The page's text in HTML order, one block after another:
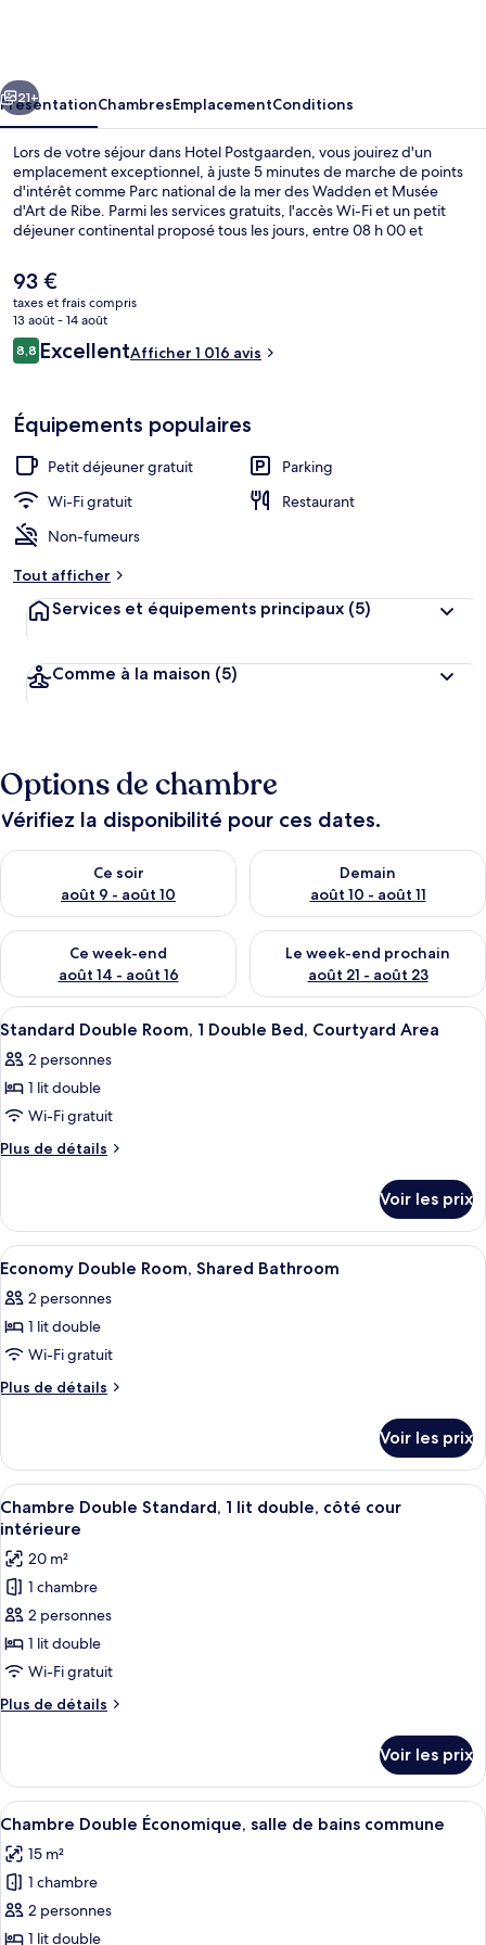
Suivant
21+
PrésentationChambresEmplacementConditions
Lors de votre séjour dans Hotel Postgaarden, vous jouirez d'un
emplacement exceptionnel, à juste 5 minutes de marche de points
d'intérêt comme Parc national de la mer des Wadden et Musée
d'Art de Ribe. Parmi les services gratuits, l'accès Wi-Fi et un petit
déjeuner continental proposé tous les jours, entre 08 h 00 et
trouvent par ailleurs à moins de 10 minutes à pied. Les autres
voyageurs ne disent que du bien en ce qui concerne le personnel
attentionné.
Le
prix
actuel
est
de
93 €
taxes et frais compris
13 août - 14 août
Avis
voyageurs
8,88,8 sur 10
ExcellentAfficher 1 016 avis
Équipements populaires
Petit déjeuner gratuit
Parking
Wi-Fi gratuit
Restaurant
Non-fumeurs
Tout afficher
Services et équipements principaux (5)
Comme à la maison (5)
Options de chambre
Vérifiez la disponibilité pour ces dates.
Ce soir
août 9 - août 10
Vérifier la disponibilité pour ce soir août 9 - août 10
Demain
août 10 - août 11
Vérifier la disponibilité pour
Ce week-end
août 14 - août 16
Vérifier la disponibilité pour ce week-end août 14 - août 16
Le week-end prochain
août 21 - août 23
Vérifier la disponibilité pour
Afficher
toutes
les
photos
pour
ce
chambre :
Standard
Double
Room,
1
Double
Bed,
Courtyard
Une salle de bain avec des toilettes,
3
Standard Double Room, 1 Double Bed, Courtyard Area
2 personnes
1 lit double
Wi-Fi gratuit
Plus de détails
Plus
le
type
de
Standard
Double
Double
Bed,
Voir les prix
Afficher
toutes
les
photos
pour
ce
chambre :
Economy
Double
Room,
Shared
Bathroom
Une chambre d’hôtel avec un lit,
5
Economy Double Room, Shared Bathroom
2 personnes
1 lit double
Wi-Fi gratuit
Plus de détails
Plus
le
type
de
chambre
Double
Room,
Shared
Bathroom
Voir les prix
Afficher
toutes
les
photos
pour
ce
type
de
chambre :
Chambre
Standard,
lit
double,
côté
cour
intérieure
Chambre Double Standard, 1 lit
6
Chambre Double Standard, 1 lit double, côté cour
intérieure
20 m²
1 chambre
2 personnes
1 lit double
Wi-Fi gratuit
Plus de détails
Plus
le
type
de
Chambre
Double
Standard,
lit
Voir les prix
Afficher
toutes
les
photos
pour
ce
Chambre Double Économique, salle
5
Chambre Double Économique, salle de bains commune
15 m²
1 chambre
2 personnes
1 lit double